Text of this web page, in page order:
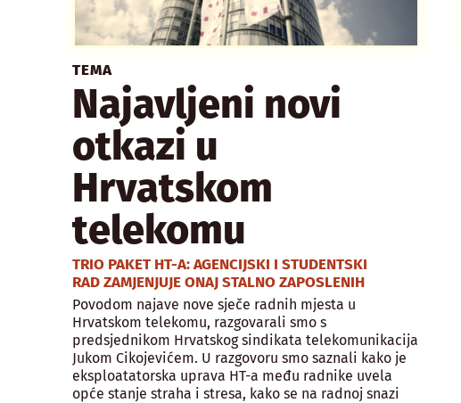
TEMA
Najavljeni novi
otkazi u
Hrvatskom
telekomu
TRIO PAKET HT-A: AGENCIJSKI I STUDENTSKI
RAD ZAMJENJUJE ONAJ STALNO ZAPOSLENIH
Povodom najave nove sječe radnih mjesta u
Hrvatskom telekomu, razgovarali smo s
predsjednikom Hrvatskog sindikata telekomunikacija
Jukom Cikojevićem. U razgovoru smo saznali kako je
eksploatatorska uprava HT-a među radnike uvela
opće stanje straha i stresa, kako se na radnoj snazi